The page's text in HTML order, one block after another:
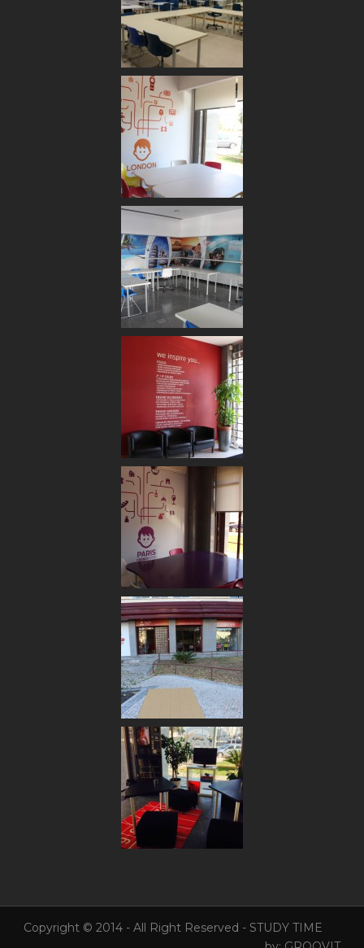
Copyright © 2014 - All Right Reserved - STUDY TIME